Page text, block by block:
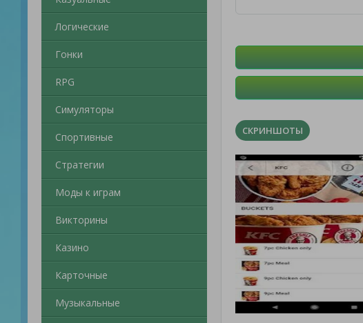
Логические
Гонки
RPG
Симуляторы
Спортивные
Стратегии
Моды к играм
Викторины
Казино
Карточные
Музыкальные
СКРИНШОТЫ